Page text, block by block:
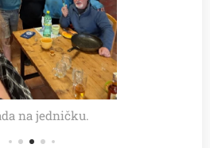
na jedničku.